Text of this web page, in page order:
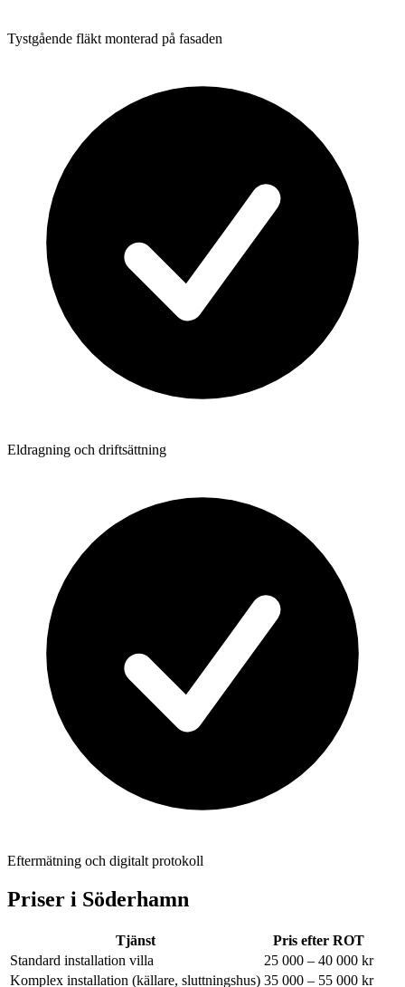
Tystgående fläkt monterad på fasaden
Eldragning och driftsättning
Eftermätning och digitalt protokoll
Priser i Söderhamn
Tjänst
Pris efter ROT
Standard installation villa
25 000 – 40 000 kr
Komplex installation (källare, sluttningshus) 35 000 – 55 000 kr